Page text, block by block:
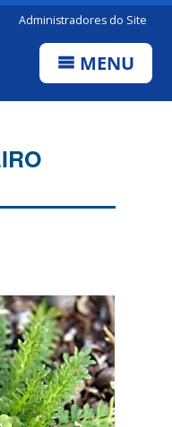
Administradores do Site
MENU